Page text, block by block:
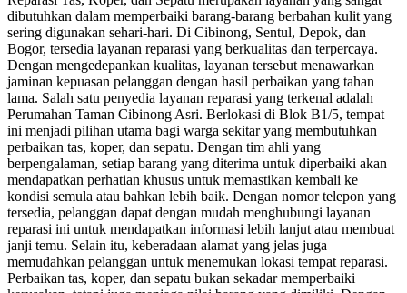
dibutuhkan dalam memperbaiki barang-barang berbahan kulit yang
sering digunakan sehari-hari. Di Cibinong, Sentul, Depok, dan
Bogor, tersedia layanan reparasi yang berkualitas dan terpercaya.
Dengan mengedepankan kualitas, layanan tersebut menawarkan
jaminan kepuasan pelanggan dengan hasil perbaikan yang tahan
lama. Salah satu penyedia layanan reparasi yang terkenal adalah
Perumahan Taman Cibinong Asri. Berlokasi di Blok B1/5, tempat
ini menjadi pilihan utama bagi warga sekitar yang membutuhkan
perbaikan tas, koper, dan sepatu. Dengan tim ahli yang
berpengalaman, setiap barang yang diterima untuk diperbaiki akan
mendapatkan perhatian khusus untuk memastikan kembali ke
kondisi semula atau bahkan lebih baik. Dengan nomor telepon yang
tersedia, pelanggan dapat dengan mudah menghubungi layanan
reparasi ini untuk mendapatkan informasi lebih lanjut atau membuat
janji temu. Selain itu, keberadaan alamat yang jelas juga
memudahkan pelanggan untuk menemukan lokasi tempat reparasi.
Perbaikan tas, koper, dan sepatu bukan sekadar memperbaiki